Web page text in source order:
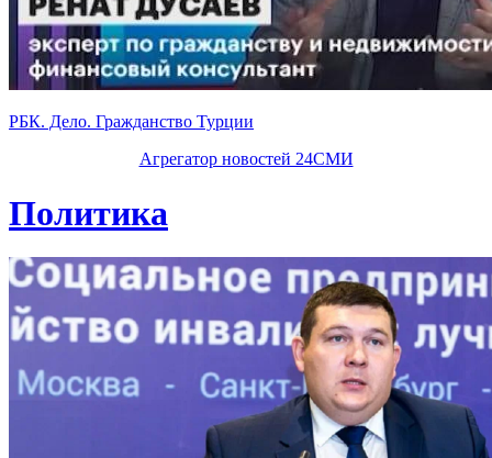
РБК. Дело. Гражданство Турции
Агрегатор новостей 24СМИ
Политика